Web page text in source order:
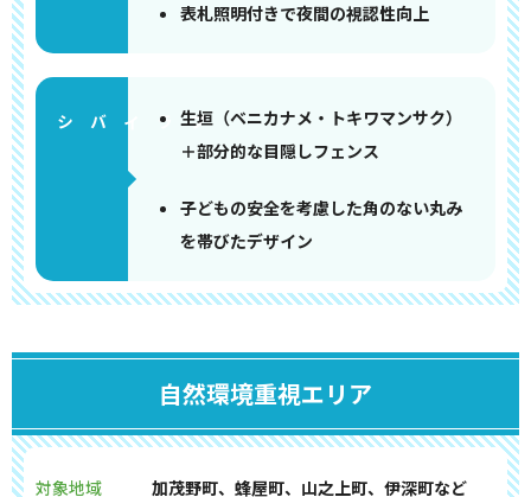
表札照明付きで夜間の視認性向上
生垣（ベニカナメ・トキワマンサク）
＋部分的な目隠しフェンス
子どもの安全を考慮した角のない丸み
を帯びたデザイン
自然環境重視エリア
対象地域 加茂野町、蜂屋町、山之上町、伊深町など